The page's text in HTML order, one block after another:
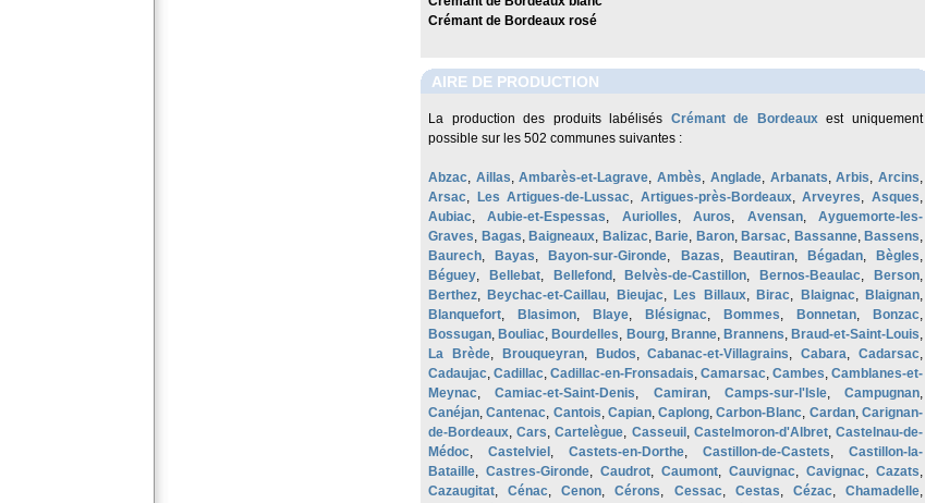
Crémant de Bordeaux rosé
AIRE DE PRODUCTION
La production des produits labélisés Crémant de Bordeauxest uniquement
possible sur les 502 communes suivantes :
Abzac, Aillas,Ambarès-et-Lagrave,Ambès, Anglade, Arbanats,Arbis,Arcins,
Arsac, Les Artigues-de-Lussac, Artigues-près-Bordeaux,Arveyres,Asques,
Aubiac,Aubie-et-Espessas, Auriolles,Auros, Avensan,Ayguemorte-les-
Graves, Bagas, Baigneaux, Balizac, Barie, Baron, Barsac, Bassanne, Bassens,
Baurech, Bayas, Bayon-sur-Gironde, Bazas, Beautiran, Bégadan, Bègles,
Béguey, Bellebat, Bellefond , Belvès-de-Castillon, Bernos-Beaulac, Berson,
Berthez, Beychac-et-Caillau, Bieujac, Les Billaux, Birac, Blaignac, Blaignan,
Blanquefort, Blasimon, Blaye, Blésignac, Bommes, Bonnetan, Bonzac,
Bossugan, Bouliac, Bourdelles, Bourg, Branne, Brannens, Braud-et-Saint-Louis,
La Brède, Brouqueyran, Budos,Cabanac-et-Villagrains,Cabara,Cadarsac,
Cadaujac, Cadillac, Cadillac-en-Fronsadais, Camarsac, Cambes, Camblanes-et-
Meynac,Camiac-et-Saint-Denis, Camiran, Camps-sur-l'Isle, Campugnan,
Canéjan,Cantenac, Cantois, Capian,Caplong,Carbon-Blanc, Cardan,Carignan-
de-Bordeaux,Cars,Cartelègue, Casseuil , Castelmoron-d'Albret,Castelnau-de-
Médoc, Castelviel , Castets-en-Dorthe, Castillon-de-Castets, Castillon-la-
Bataille, Castres-Gironde, Caudrot, Caumont, Cauvignac, Cavignac, Cazats,
Cazaugitat,Cénac,Cenon,Cérons, Cessac, Cestas, Cézac,Chamadelle,